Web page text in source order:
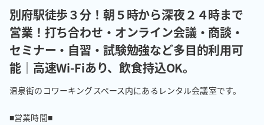
別府駅徒歩３分！朝５時から深夜２４時まで
営業！打ち合わせ・オンライン会議・商談・
セミナー・自習・試験勉強など多目的利用可
能｜高速Wi-Fiあり、飲食持込OK。
温泉街のコワーキングスペース内にあるレンタル会議室です。
■営業時間■